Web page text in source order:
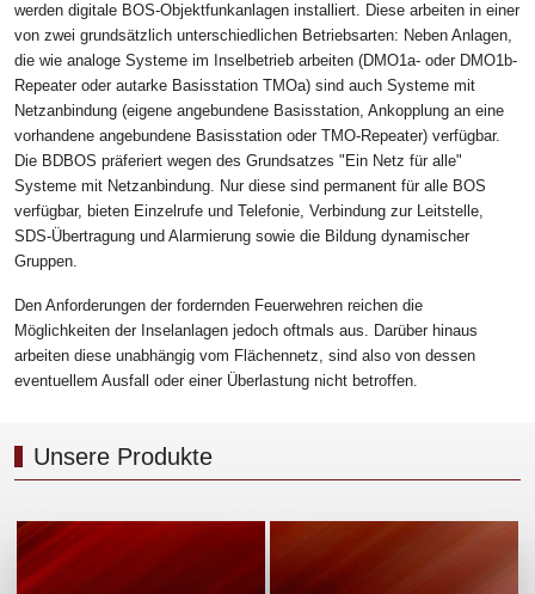
werden digitale BOS-Objektfunkanlagen installiert. Diese arbeiten in einer
von zwei grundsätzlich unterschiedlichen Betriebsarten: Neben Anlagen,
die wie analoge Systeme im Inselbetrieb arbeiten (DMO1a- oder DMO1b-
Repeater oder autarke Basisstation TMOa) sind auch Systeme mit
Netzanbindung (eigene angebundene Basisstation, Ankopplung an eine
vorhandene angebundene Basisstation oder TMO-Repeater) verfügbar.
Die BDBOS präferiert wegen des Grundsatzes "Ein Netz für alle"
Systeme mit Netzanbindung. Nur diese sind permanent für alle BOS
verfügbar, bieten Einzelrufe und Telefonie, Verbindung zur Leitstelle,
SDS-Übertragung und Alarmierung sowie die Bildung dynamischer
Gruppen.
Den Anforderungen der fordernden Feuerwehren reichen die
Möglichkeiten der Inselanlagen jedoch oftmals aus. Darüber hinaus
arbeiten diese unabhängig vom Flächennetz, sind also von dessen
eventuellem Ausfall oder einer Überlastung nicht betroffen.
Unsere Produkte